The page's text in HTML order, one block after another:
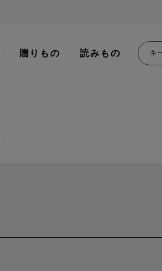
贈りもの 読みもの